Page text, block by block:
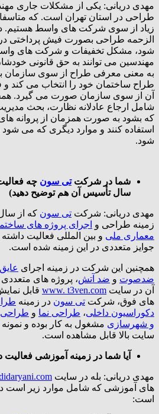
مهدی دریانی: یکی از مشکلات جاری
طراحی در استان تهران است. که
زیاد از سوی شرکت های واسط هستیم.
الزحمه طراحی بصورت فیش پرداختی
شود، مشکل تخفیفات و شرکت های
مهندسین می توانند به حق قانونی
به معنی معرفی طراح از سوی سازمان
طراح ساختمان خود را انتخاب می کند و
آن از سوی سازمان صورت می گیرد.
شامل ارجاع عادلانه نظارت، بحث
که بشود به صورت همزمان از پروانه
استفاده کنند و موارد دیگری که می شود
شود.
شما در شرکتتی سون چه
سال تأسیس آن هم توضیح دهید)
مهدی دریانی: شرکت تی سون
زمینه طراحی و اجرای پروژه های
معماری ملی و بین المللی فعالیت
جوایز متعددی در این زمینه شده است.
همچنین این شرکت در زمینه اجرای
ضدصوت و ضد آتش، پروژه های متعددی
آن در سایت
www. t3ven.com
قابل
های فوق، شرکت تی سون در زمینه
دکوراسیون داخلی، طراحی نما و طراحی
و شهرسازی مشغول به کار بوده و
سایت بالا قابل مشاهده است.
آیا شما در زمینه آموزشی فعالیت
مهدی دریانی: بله در سایت
های آموزشی که شامل موارد زیر است
است: